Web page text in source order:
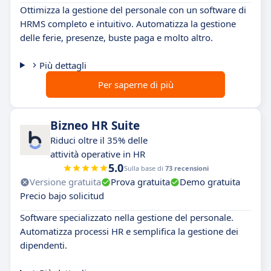
Ottimizza la gestione del personale con un software di
HRMS completo e intuitivo. Automatizza la gestione
delle ferie, presenze, buste paga e molto altro.
Più dettagli
Per saperne di più
Bizneo HR Suite
Riduci oltre il 35% delle
attività operative in HR
5.0Sulla base di 73 recensioni
Versione gratuita Prova gratuita
Demo gratuita
Precio bajo solicitud
Software specializzato nella gestione del personale.
Automatizza processi HR e semplifica la gestione dei
dipendenti.